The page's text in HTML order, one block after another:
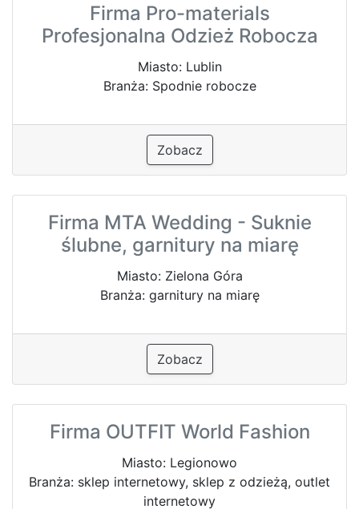
Firma Pro-materials
Profesjonalna Odzież Robocza
Miasto: Lublin
Branża: Spodnie robocze
Zobacz
Firma MTA Wedding - Suknie
ślubne, garnitury na miarę
Miasto: Zielona Góra
Branża: garnitury na miarę
Zobacz
Firma OUTFIT World Fashion
Miasto: Legionowo
Branża: sklep internetowy, sklep z odzieżą, outlet
internetowy